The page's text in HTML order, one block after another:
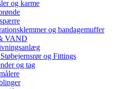
og karme
og bandagemuffer
VAND
og Fittings
og tag